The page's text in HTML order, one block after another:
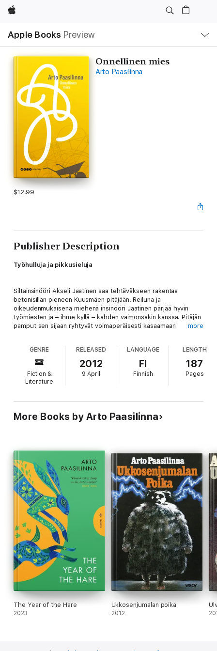
Apple
Apple Books Preview
Nav
Open
Menu
Onnellinen mies
Arto Paasilinna
$12.99
Publisher Description
Työhulluja ja pikkusieluja
Siltainsinööri Akseli Jaatinen saa tehtäväkseen rakentaa
betonisillan pieneen Kuusmäen pitäjään. Reiluna ja
oikeudenmukaisena miehenä insinööri Jaatinen pärjää hyvin
työmiesten ja – ihme kyllä – kahden vaimonsakin kanssa. Pitäjän
pamput sen sijaan ryhtyvät voimaperäisesti kasaamaan
Alun perin vuonna 1976 ilmestynyt Onnellinen mies
ilkikurinen kuvaus sisäänpäinlämpiävän pikkupitäjän suurista
mullistuksista. Suomalaisen elämänmenon humoristisia puolia
tarkkaileva Paasilinna on hauskimmillaan tässä romaanissa, joka
more
GENRE
Fiction &
Literature
RELEASED
2012
9 April
LANGUAGE
FI
Finnish
LENGTH
187
Pages
More Books by Arto Paasilinna
The Year of the Hare
2023
Ukkosenjumalan poika
2012